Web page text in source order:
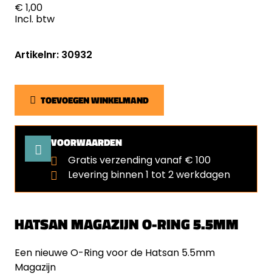
HATSAN MAGAZIJN O-RING 5.5MM
Een nieuwe O-Ring voor de Hatsan 5.5mm
Magazijn
€ 1,00
Incl. btw
Artikelnr: 30932
TOEVOEGEN WINKELMAND
VOORWAARDEN
Gratis verzending vanaf € 100
Levering binnen 1 tot 2 werkdagen